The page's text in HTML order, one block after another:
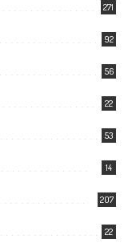
271
92
56
22
53
14
207
22